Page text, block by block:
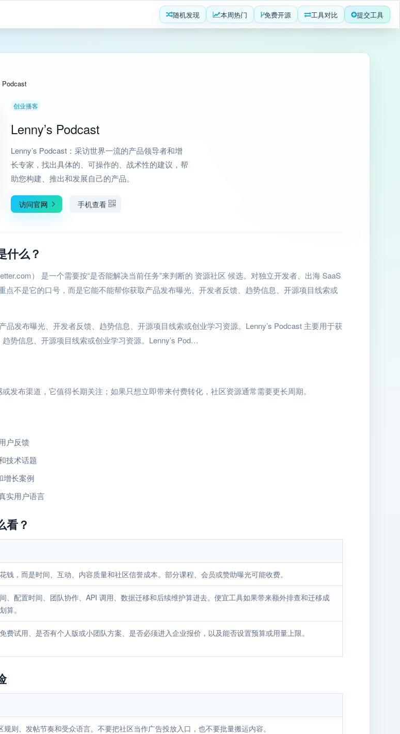
随机发现 本周热门 免费开源 工具对比 提交工具
Podcast
创业播客
Lenny’s Podcast
Lenny’s Podcast：采访世界一流的产品领导者和增
长专家，找出具体的、可操作的、战术性的建议，帮
助您构建、推出和发展自己的产品。
访问官网 手机查看
什么？
） 是一个需要按“是否能解决当前任务”来判断的 资源社区 候选。对独立开发者、出海 SaaS
点不是它的口号，而是它能不能帮你获取产品发布曝光、开发者反馈、趋势信息、开源项目线索或
品发布曝光、开发者反馈、趋势信息、开源项目线索或创业学习资源。Lenny’s Podcast 主要用于获
势信息、开源项目线索或创业学习资源。Lenny’s Pod…
发布渠道，它值得长期关注；如果只想立即带来付费转化，社区资源通常需要更长周期。
户反馈
技术话题
增长案例
实用户语言
看？
钱，而是时间、互动、内容质量和社区信誉成本。部分课程、会员或赞助曝光可能收费。
、配置时间、团队协作、API 调用、数据迁移和后续维护算进去。便宜工具如果带来额外排查和迁移成
算。
费试用、是否有个人版或小团队方案、是否必须进入企业报价，以及能否设置预算或用量上限。
规则、发帖节奏和受众语言。不要把社区当作广告投放入口，也不要批量搬运内容。